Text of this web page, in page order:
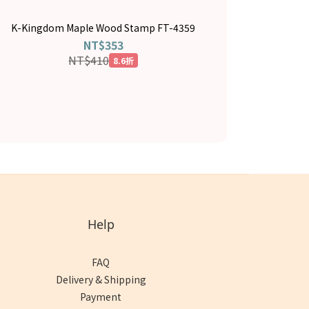
K-Kingdom Maple Wood Stamp FT-4359
NT$353
NT$410 8.6折
Help
FAQ
Delivery & Shipping
Payment